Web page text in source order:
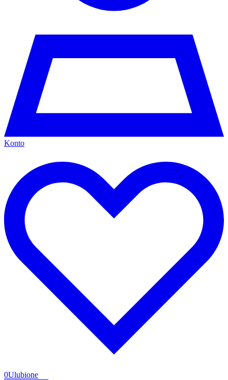
Konto
0Ulubione